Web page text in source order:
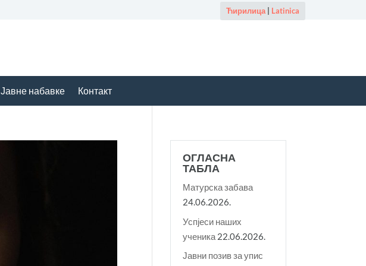
Ћирилица| Latinica
Јавне набавке Контакт
ОГЛАСНА
ТАБЛА
Матурска забава
24.06.2026.
Успјеси наших
ученика 22.06.2026.
Јавни позив за упис